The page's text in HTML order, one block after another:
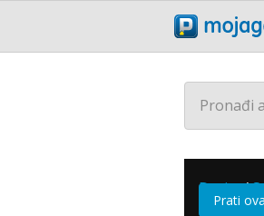
Pronađi
Dacia /
Prati